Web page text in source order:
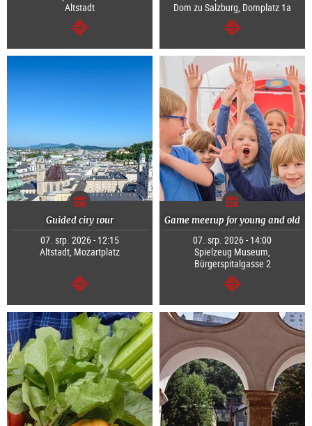
Altstadt
continue
Dom zu Salzburg, Domplatz 1a
continue
Guided city tour
07. srp. 2026 - 12:15
Altstadt, Mozartplatz
continue
Game meetup for young and old
07. srp. 2026 - 14:00
Spielzeug Museum,
Bürgerspitalgasse 2
continue